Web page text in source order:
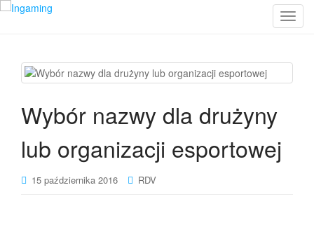
T
g
l
Wybór nazwy dla drużyny
lub organizacji esportowej
15 października 2016 RDV